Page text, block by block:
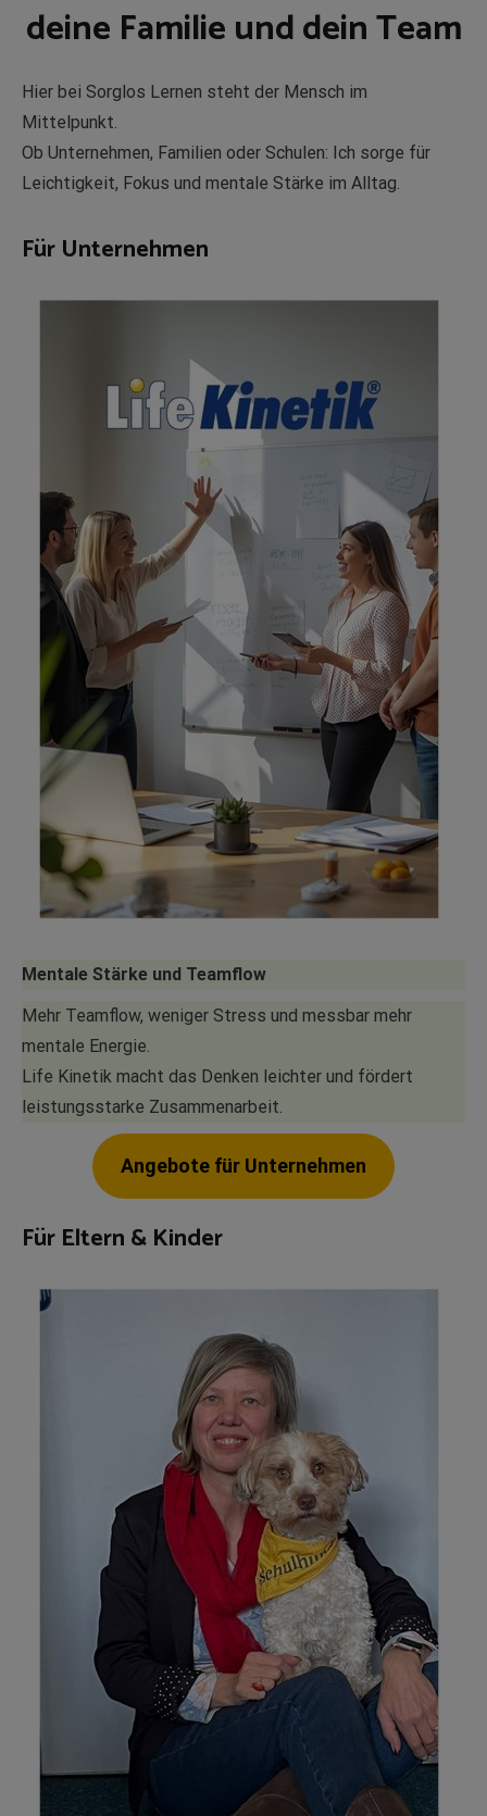
deine Familie und dein Team
Hier bei Sorglos Lernen steht der Mensch im
Mittelpunkt.
Ob Unternehmen, Familien oder Schulen: Ich sorge für
Leichtigkeit, Fokus und mentale Stärke im Alltag.
Für Unternehmen
Mentale Stärke und Teamflow
Mehr Teamflow, weniger Stress und messbar mehr
mentale Energie.
Life Kinetik macht das Denken leichter und fördert
leistungsstarke Zusammenarbeit.
Angebote für Unternehmen
Für Eltern & Kinder